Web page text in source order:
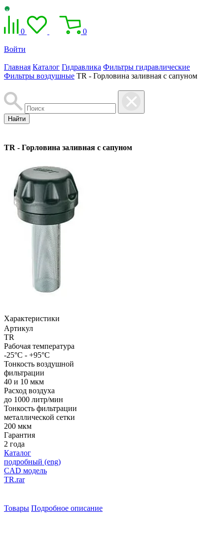
0 0
Войти
Главная Каталог Гидравлика Фильтры гидравлические
Фильтры воздушные TR - Горловина заливная с сапуном
Найти
TR - Горловина заливная с сапуном
Характеристики
Артикул
TR
Рабочая температура
-25°C - +95°C
Тонкость воздушной
фильтрации
40 и 10 мкм
Расход воздуха
до 1000 литр/мин
Тонкость фильтрации
металлической сетки
200 мкм
Гарантия
2 года
Каталог
подробный (eng)
CAD модель
TR.rar
Товары Подробное описание